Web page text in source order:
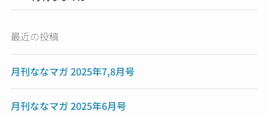
最近の投稿
月刊ななマガ 2025年7,8月号
月刊ななマガ 2025年6月号